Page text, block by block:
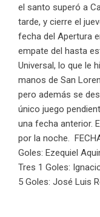
el santo superó a
tarde, y cierre el
fecha del Apertura
empate del hasta
Universal, lo que le
manos de San
pero además se
único juego
una fecha anterior.
por la noche.
Goles: Ezequiel
Tres 1 Goles:
5 Goles: José Luis